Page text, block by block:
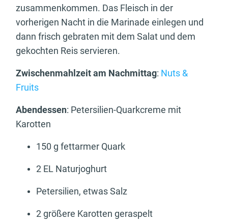
zusammenkommen. Das Fleisch in der
vorherigen Nacht in die Marinade einlegen und
dann frisch gebraten mit dem Salat und dem
gekochten Reis servieren.
Zwischenmahlzeit am Nachmittag: Nuts &
Fruits
Abendessen: Petersilien-Quarkcreme mit
Karotten
150 g fettarmer Quark
2 EL Naturjoghurt
Petersilien, etwas Salz
2 größere Karotten geraspelt